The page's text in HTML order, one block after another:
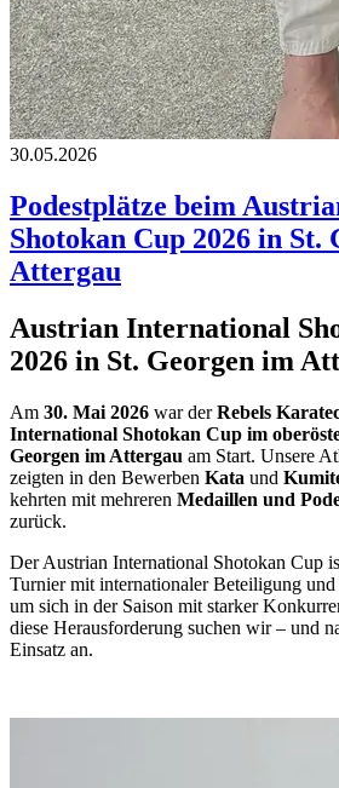
30.05.2026
Podestplätze beim
Shotokan Cup 2026 in St.
Attergau
Austrian International
2026 in St. Georgen im
Am 30. Mai 2026 war derRebels
International Shotokan Cup im
Georgen im Attergau am Start. Unsere
zeigten in den Bewerben Kata und
kehrten mit mehreren Medaillen und
zurück.
Der Austrian International Shotokan Cup
Turnier mit internationaler Beteiligung und
um sich in der Saison mit starker
diese Herausforderung suchen wir – und
Einsatz an.